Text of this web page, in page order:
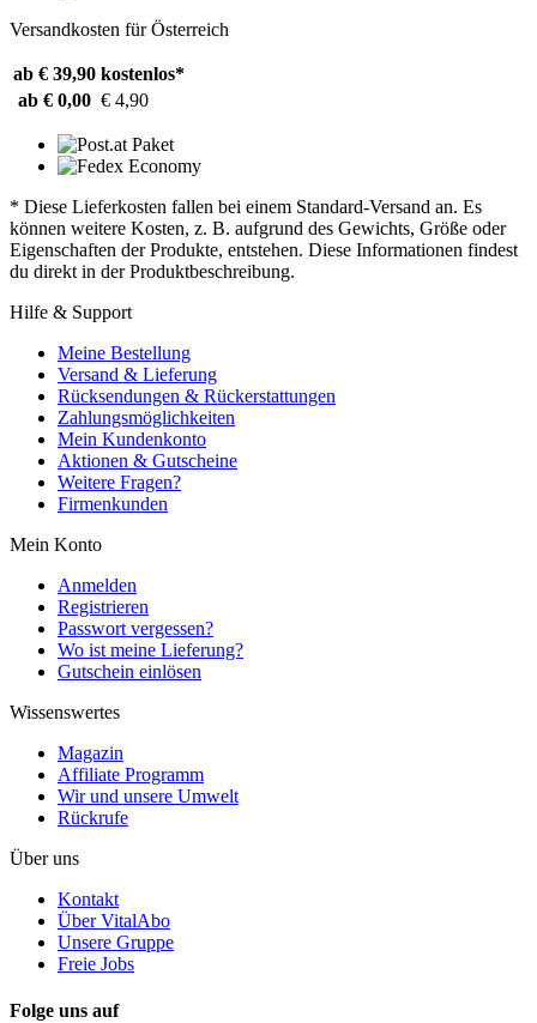
Versandkosten für Österreich
ab € 39,90 kostenlos*
ab € 0,00 € 4,90
* Diese Lieferkosten fallen bei einem Standard-Versand an. Es
können weitere Kosten, z. B. aufgrund des Gewichts, Größe oder
Eigenschaften der Produkte, entstehen. Diese Informationen findest
du direkt in der Produktbeschreibung.
Hilfe & Support
Meine Bestellung
Versand & Lieferung
Rücksendungen & Rückerstattungen
Zahlungsmöglichkeiten
Mein Kundenkonto
Aktionen & Gutscheine
Weitere Fragen?
Firmenkunden
Mein Konto
Anmelden
Registrieren
Passwort vergessen?
Wo ist meine Lieferung?
Gutschein einlösen
Wissenswertes
Magazin
Affiliate Programm
Wir und unsere Umwelt
Rückrufe
Über uns
Kontakt
Über VitalAbo
Unsere Gruppe
Freie Jobs
Folge uns auf